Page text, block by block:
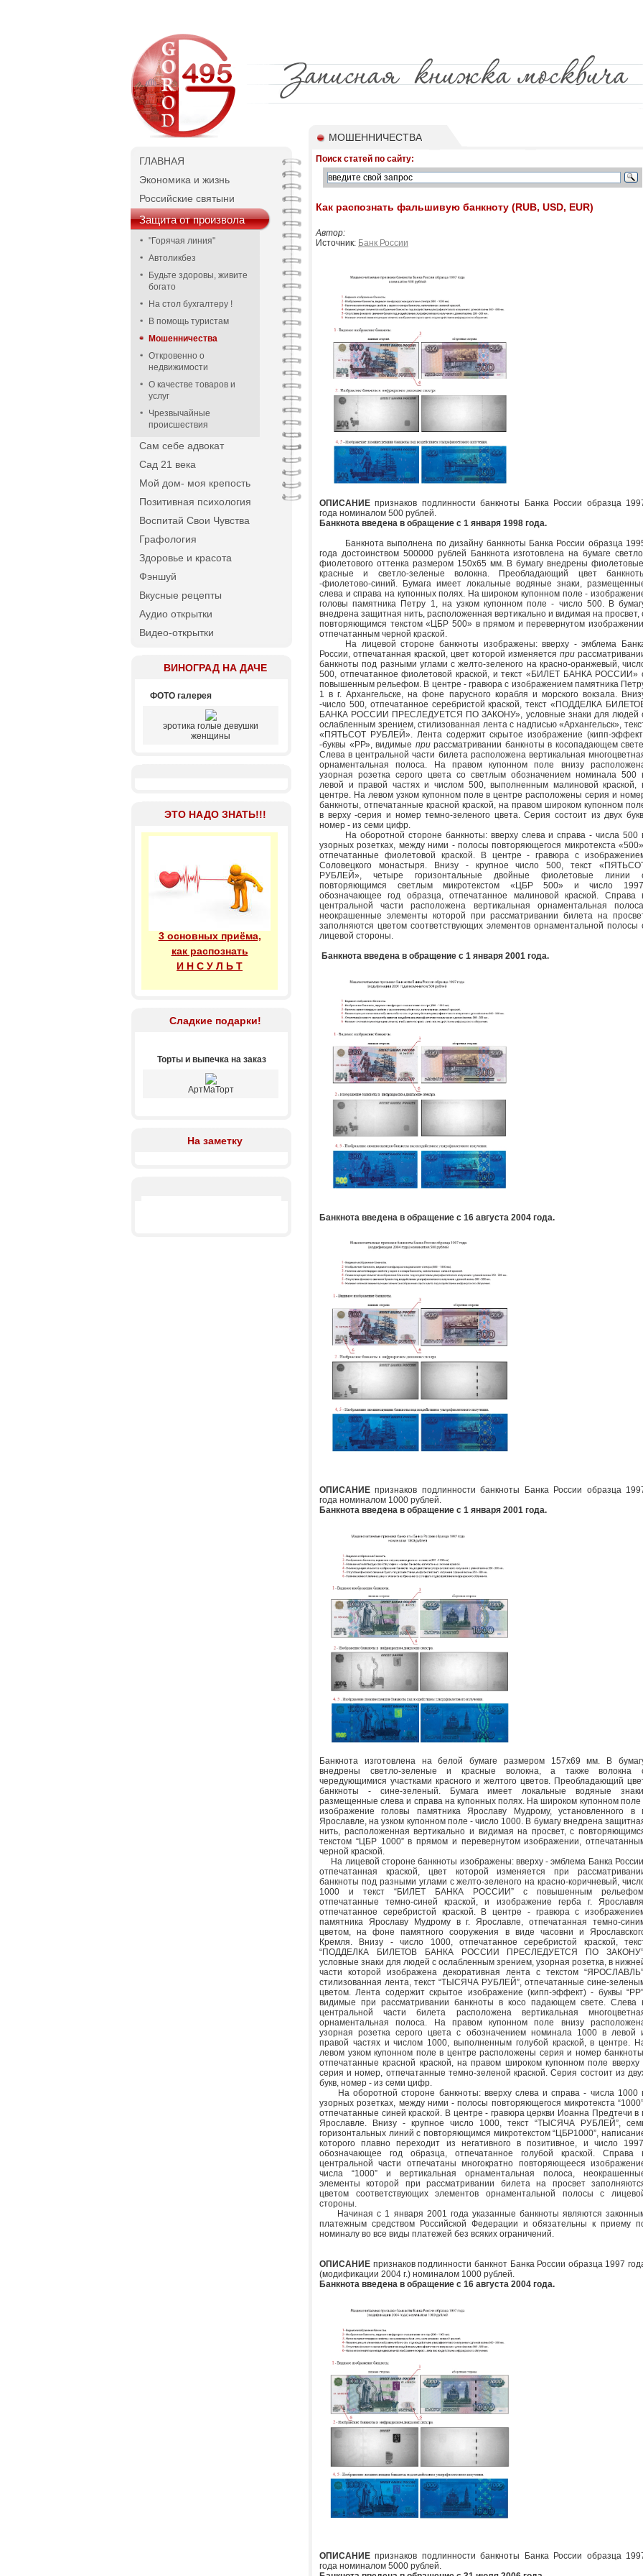
ГЛАВНАЯ
Экономика и жизнь
Российские святыни
Защита от произвола
"Горячая линия"
Автоликбез
Будьте здоровы, живите
богато
На стол бухгалтеру !
В помощь туристам
Мошенничества
Откровенно о
недвижимости
О качестве товаров и
услуг
Чрезвычайные
происшествия
Сам себе адвокат
Сад 21 века
Мой дом- моя крепость
Позитивная психология
Воспитай Свои Чувства
Графология
Здоровье и красота
Фэншуй
Вкусные рецепты
Аудио открытки
Видео-открытки
ВИНОГРАД НА ДАЧЕ
ФОТО галерея
эротика голые девушки
женщины
ЭТО НАДО ЗНАТЬ!!!
3 основных приёма,
как распознать
И Н С У Л Ь Т
Сладкие подарки!
Торты и выпечка на заказ
АртМаТорт
На заметку
МОШЕННИЧЕСТВА
Поиск статей по сайту:
Как распознать фальшивую банкноту (RUB, USD, EUR)
Автор:
Источник: Банк России
ОПИСАНИЕпризнаков подлинности банкноты Банка России образца
года номиналом 500 рублей.
Банкнота введена в обращение с 1 января 1998 года.
Банкнота выполнена по дизайну банкноты Банка России образца
года достоинством 500000 рублей Банкнота изготовлена на бумаге
фиолетового оттенка размером 150х65 мм. В бумагу внедрены
красные и светло-зеленые волокна. Преобладающий цвет
-фиолетово-синий. Бумага имеет локальные водяные знаки,
слева и справа на купонных полях. На широком купонном поле -
головы памятника Петру 1, на узком купонном поле - число 500. В
внедрена защитная нить, расположенная вертикально и видимая на просвет,
повторяющимся текстом «ЦБР 500» в прямом и перевернутом
отпечатанным черной краской.
На лицевой стороне банкноты изображены: вверху - эмблема
России, отпечатанная краской, цвет которой изменяется при
банкноты под разными углами с желто-зеленого на красно-оранжевый,
500, отпечатанное фиолетовой краской, и текст «БИЛЕТ БАНКА РОССИИ»
повышенным рельефом. В центре - гравюра с изображением памятника
1 в г. Архангельске, на фоне парусного корабля и морского вокзала.
-число 500, отпечатанное серебристой краской, текст «ПОДДЕЛКА
БАНКА РОССИИ ПРЕСЛЕДУЕТСЯ ПО ЗАКОНУ», условные знаки для людей
ослабленным зрением, стилизованная лента с надписью «Архангельск»,
«ПЯТЬСОТ РУБЛЕЙ». Лента содержит скрытое изображение (кипп-
-буквы «РР», видимые прирассматривании банкноты в косопадающем
Слева в центральной части билета расположена вертикальная
орнаментальная полоса. На правом купонном поле внизу
узорная розетка серого цвета со светлым обозначением номинала 500
левой и правой частях и числом 500, выполненным малиновой краской,
центре. На левом узком купонном поле в центре расположены серия и
банкноты, отпечатанные красной краской, на правом широком купонном
в верху -серия и номер темно-зеленого цвета. Серия состоит из двух
номер - из семи цифр.
На оборотной стороне банкноты: вверху слева и справа - числа 500
узорных розетках, между ними - полосы повторяющегося микротекста
отпечатанные фиолетовой краской. В центре - гравюра с
Соловецкого монастыря. Внизу - крупное число 500, текст
РУБЛЕЙ», четыре горизонтальные двойные фиолетовые линии
повторяющимся светлым микротекстом «ЦБР 500» и число
обозначающее год образца, отпечатанное малиновой краской. Справа
центральной части расположена вертикальная орнаментальная
неокрашенные элементы которой при рассматривании билета на
заполняются цветом соответствующих элементов орнаментальной полосы
лицевой стороны.
Банкнота введена в обращение с 1 января 2001 года.
Банкнота введена в обращение с 16 августа 2004 года.
ОПИСАНИЕпризнаков подлинности банкноты Банка России образца
года номиналом 1000 рублей.
Банкнота введена в обращение с 1 января 2001 года.
Банкнота изготовлена на белой бумаге размером 157х69 мм. В
внедрены светло-зеленые и красные волокна, а также волокна
чередующимися участками красного и желтого цветов. Преобладающий
банкноты - сине-зеленый. Бумага имеет локальные водяные
размещенные слева и справа на купонных полях. На широком купонном поле
изображение головы памятника Ярославу Мудрому, установленного в
Ярославле, на узком купонном поле - число 1000. В бумагу внедрена
нить, расположенная вертикально и видимая на просвет, с
текстом “ЦБР 1000” в прямом и перевернутом изображении,
черной краской.
На лицевой стороне банкноты изображены: вверху - эмблема Банка
отпечатанная краской, цвет которой изменяется при
банкноты под разными углами с желто-зеленого на красно-коричневый,
1000 и текст “БИЛЕТ БАНКА РОССИИ” с повышенным
отпечатанные темно-синей краской, и изображение герба г.
отпечатанное серебристой краской. В центре - гравюра с
памятника Ярославу Мудрому в г. Ярославле, отпечатанная темно-
цветом, на фоне памятного сооружения в виде часовни и
Кремля. Внизу - число 1000, отпечатанное серебристой краской,
“ПОДДЕЛКА БИЛЕТОВ БАНКА РОССИИ ПРЕСЛЕДУЕТСЯ ПО
условные знаки для людей с ослабленным зрением, узорная розетка, в
части которой изображена декоративная лента с текстом
стилизованная лента, текст “ТЫСЯЧА РУБЛЕЙ”, отпечатанные сине-
цветом. Лента содержит скрытое изображение (кипп-эффект) - буквы
видимые при рассматривании банкноты в косо падающем свете. Слева
центральной части билета расположена вертикальная
орнаментальная полоса. На правом купонном поле внизу
узорная розетка серого цвета с обозначением номинала 1000 в левой
правой частях и числом 1000, выполненным голубой краской, в центре.
левом узком купонном поле в центре расположены серия и номер
отпечатанные красной краской, на правом широком купонном поле вверху
серия и номер, отпечатанные темно-зеленой краской. Серия состоит из
букв, номер - из семи цифр.
На оборотной стороне банкноты: вверху слева и справа - числа 1000
узорных розетках, между ними - полосы повторяющегося микротекста
отпечатанные синей краской. В центре - гравюра церкви Иоанна Предтечи в
Ярославле. Внизу - крупное число 1000, текст “ТЫСЯЧА РУБЛЕЙ”,
горизонтальных линий с повторяющимся микротекстом “ЦБР1000”,
которого плавно переходит из негативного в позитивное, и число
обозначающее год образца, отпечатанное голубой краской. Справа
центральной части отпечатаны многократно повторяющееся
числа “1000” и вертикальная орнаментальная полоса,
элементы которой при рассматривании билета на просвет
цветом соответствующих элементов орнаментальной полосы с
стороны.
Начиная с 1 января 2001 года указанные банкноты являются
платежным средством Российской Федерации и обязательны к приему
номиналу во все виды платежей без всяких ограничений.
ОПИСАНИЕ признаков подлинности банкнот Банка России образца 1997
(модификации 2004 г.) номиналом 1000 рублей.
Банкнота введена в обращение с 16 августа 2004 года.
ОПИСАНИЕпризнаков подлинности банкноты Банка России образца
года номиналом 5000 рублей.